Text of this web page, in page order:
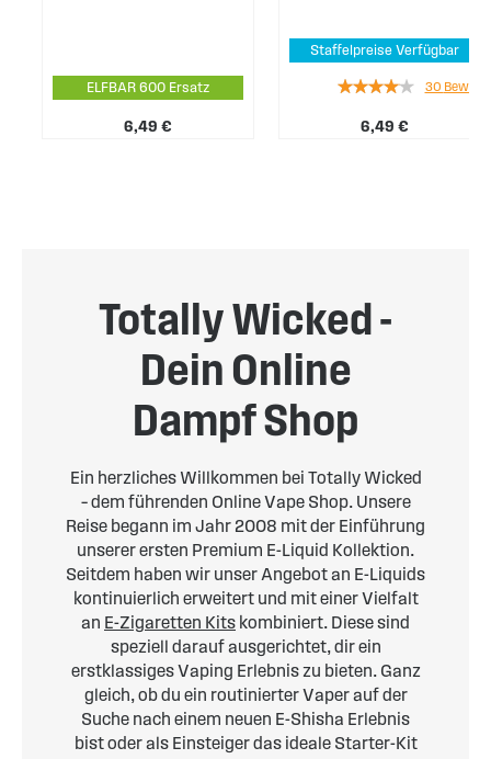
ELFBAR 600 Ersatz
6,49 €
Staffelpreise Verfügbar
6,49 €
Rating:
30
Totally Wicked -
Dein Online
Dampf Shop
Ein herzliches Willkommen bei Totally Wicked
– dem führenden Online Vape Shop. Unsere
Reise begann im Jahr 2008 mit der Einführung
unserer ersten Premium E-Liquid Kollektion.
Seitdem haben wir unser Angebot an E-Liquids
kontinuierlich erweitert und mit einer Vielfalt
an E-Zigaretten Kits kombiniert. Diese sind
speziell darauf ausgerichtet, dir ein
erstklassiges Vaping Erlebnis zu bieten. Ganz
gleich, ob du ein routinierter Vaper auf der
Suche nach einem neuen E-Shisha Erlebnis
bist oder als Einsteiger das ideale Starter-Kit